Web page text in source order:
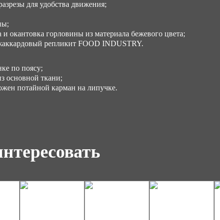
для удобства движения;
окантовка горловины из материала бежевого цвета;
репликит FOOD INDUSTRY.
по поясу;
основной ткани;
потайной карман на липучке.